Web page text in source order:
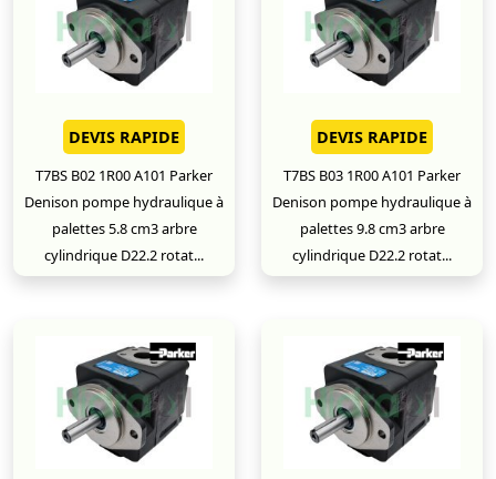
DEVIS RAPIDE
T7BS B02 1R00 A101 Parker
Denison pompe hydraulique à
palettes 5.8 cm3 arbre
cylindrique D22.2 rotat...
DEVIS RAPIDE
T7BS B03 1R00 A101 Parker
Denison pompe hydraulique à
palettes 9.8 cm3 arbre
cylindrique D22.2 rotat...